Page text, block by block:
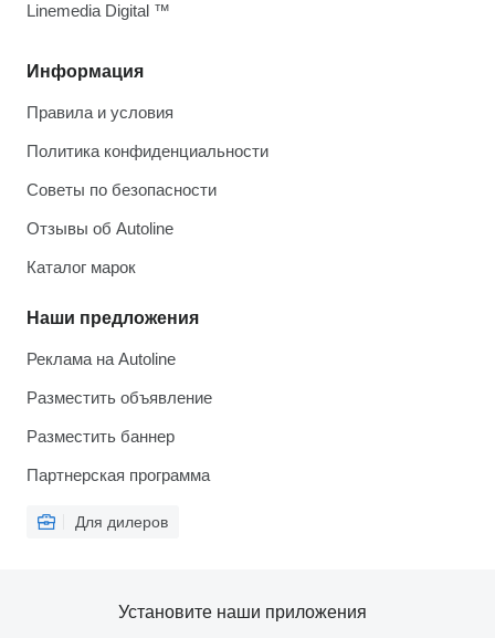
Информация
Правила и условия
Политика конфиденциальности
Советы по безопасности
Отзывы об Autoline
Каталог марок
Наши предложения
Реклама на Autoline
Разместить объявление
Разместить баннер
Партнерская программа
Для дилеров
Linemedia Digital ™
Установите наши приложения